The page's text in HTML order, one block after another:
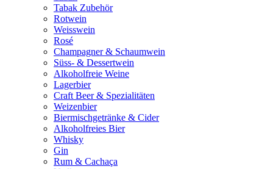
Tabak Zubehör
Rotwein
Weisswein
Rosé
Champagner & Schaumwein
Süss- & Dessertwein
Alkoholfreie Weine
Lagerbier
Craft Beer & Spezialitäten
Weizenbier
Biermischgetränke & Cider
Alkoholfreies Bier
Whisky
Gin
Rum & Cachaça